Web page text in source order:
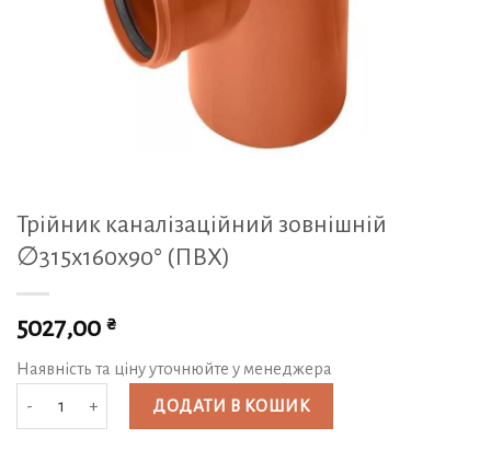
Трійник каналізаційний зовнішній
∅315х160х90° (ПВХ)
5027,00 ₴
Наявність та ціну уточнюйте у менеджера
Трійник каналізаційний зовнішній ∅315х160х90° (ПВХ) кількість
ДОДАТИ В КОШИК